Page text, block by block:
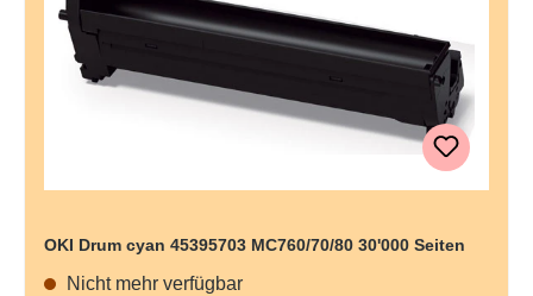
OKI Drum cyan 45395703 MC760/70/80 30'000 Seiten
Nicht mehr verfügbar